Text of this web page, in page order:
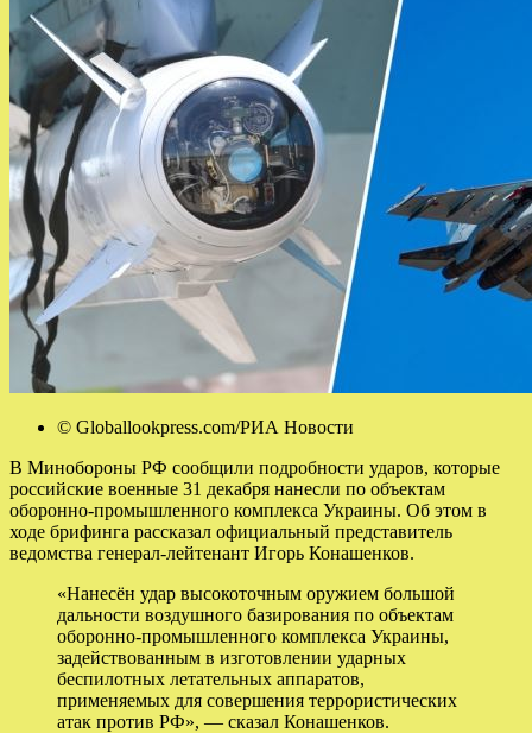
© Globallookpress.com/РИА Новости
В Минобороны РФ сообщили подробности ударов, которые
российские военные 31 декабря нанесли по объектам
оборонно-промышленного комплекса Украины. Об этом в
ходе брифинга рассказал официальный представитель
ведомства генерал-лейтенант Игорь Конашенков.
«Нанесён удар высокоточным оружием большой
дальности воздушного базирования по объектам
оборонно-промышленного комплекса Украины,
задействованным в изготовлении ударных
беспилотных летательных аппаратов,
применяемых для совершения террористических
атак против РФ», — сказал Конашенков.